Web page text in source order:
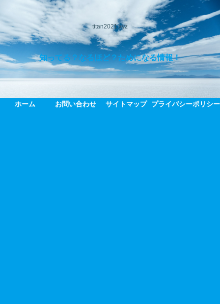
titan2021.xyz
知ってる？なるほど？ためになる情報！
ホーム お問い合わせ サイトマップ プライバシーポリシー